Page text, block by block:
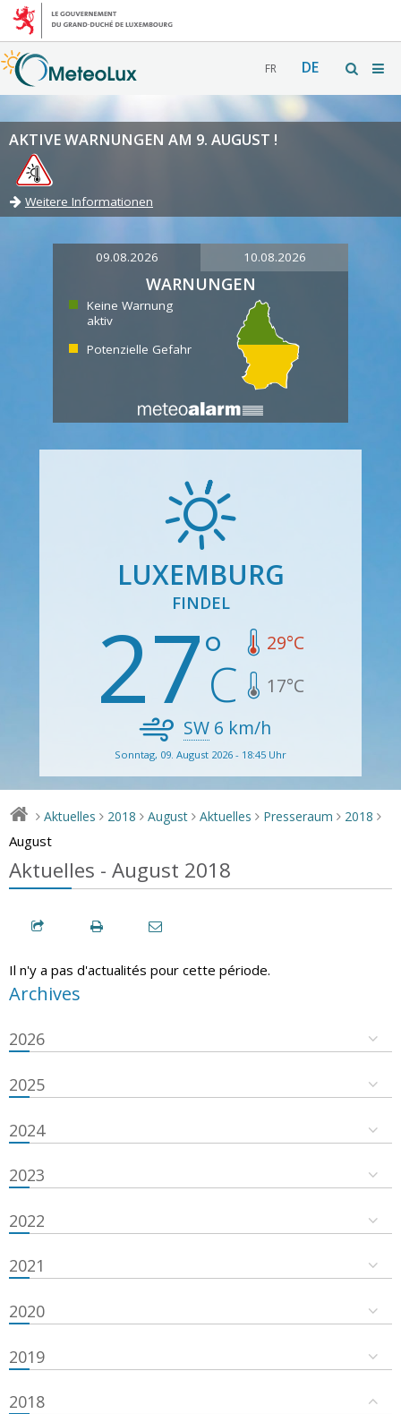
FR DE
AKTIVE WARNUNGEN AM 9. AUGUST !
Weitere Informationen
09.08.2026 10.08.2026
WARNUNGEN
Keine Warnung
aktiv
Potenzielle Gefahr
LUXEMBURG
FINDEL
27 29°C
17°C
SW 6 km/h
Sonntag, 09. August 2026 - 18:45 Uhr
> Aktuelles > 2018 > August > Aktuelles > Presseraum > 2018 >
August
Aktuelles - August 2018
Il n'y a pas d'actualités pour cette période.
Archives
2026
2025
2024
2023
2022
2021
2020
2019
2018